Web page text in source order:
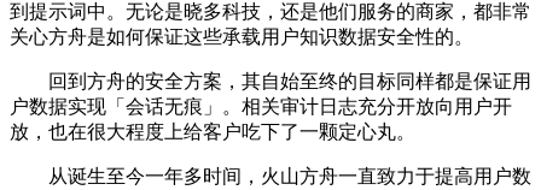
到提示词中。无论是晓多科技，还是他们服务的商家，都非常
关心方舟是如何保证这些承载用户知识数据安全性的。
回到方舟的安全方案，其自始至终的目标同样都是保证用
户数据实现「会话无痕」。相关审计日志充分开放向用户开
放，也在很大程度上给客户吃下了一颗定心丸。
从诞生至今一年多时间，火山方舟一直致力于提高用户数